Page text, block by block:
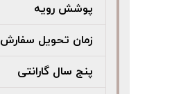
پوشش رویه
زمان تحویل سفارش
پنج سال گارانتی